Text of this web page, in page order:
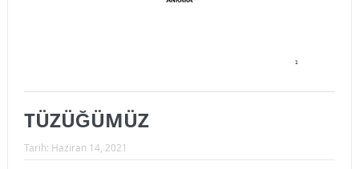
TÜZÜĞÜMÜZ
Tarih: Haziran 14, 2021